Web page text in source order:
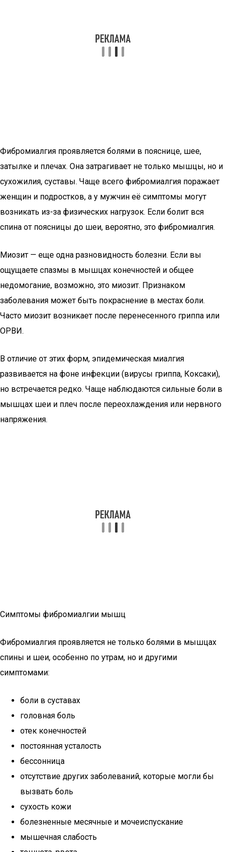
Фибромиалгия проявляется болями в пояснице, шее,
затылке и плечах. Она затрагивает не только мышцы, но и
сухожилия, суставы. Чаще всего фибромиалгия поражает
женщин и подростков, а у мужчин её симптомы могут
возникать из-за физических нагрузок. Если болит вся
спина от поясницы до шеи, вероятно, это фибромиалгия.
Миозит — еще одна разновидность болезни. Если вы
ощущаете спазмы в мышцах конечностей и общее
недомогание, возможно, это миозит. Признаком
заболевания может быть покраснение в местах боли.
Часто миозит возникает после перенесенного гриппа или
ОРВИ.
В отличие от этих форм, эпидемическая миалгия
развивается на фоне инфекции (вирусы гриппа, Коксаки),
но встречается редко. Чаще наблюдаются сильные боли в
мышцах шеи и плеч после переохлаждения или нервного
напряжения.
Симптомы фибромиалгии мышц
Фибромиалгия проявляется не только болями в мышцах
спины и шеи, особенно по утрам, но и другими
симптомами:
боли в суставах
головная боль
отек конечностей
постоянная усталость
бессонница
отсутствие других заболеваний, которые могли бы
вызвать боль
сухость кожи
болезненные месячные и мочеиспускание
мышечная слабость